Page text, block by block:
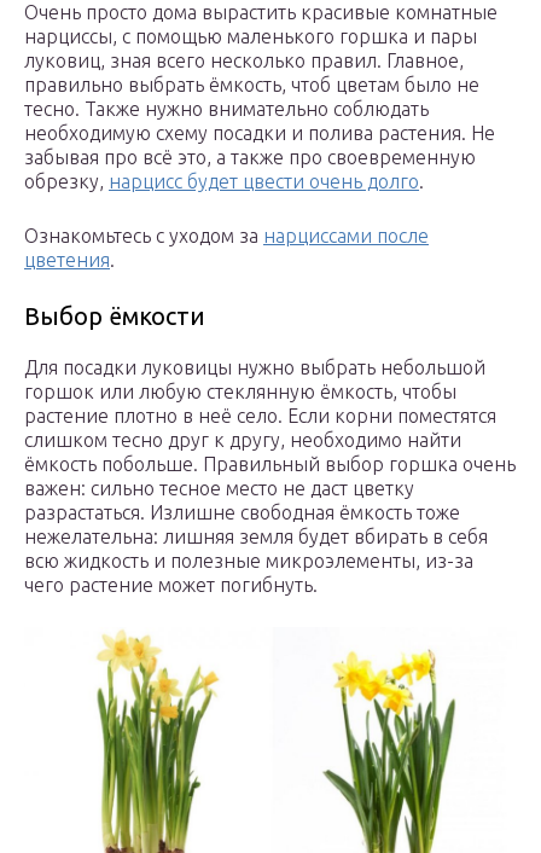
Очень просто дома вырастить красивые комнатные
нарциссы, с помощью маленького горшка и пары
луковиц, зная всего несколько правил. Главное,
правильно выбрать ёмкость, чтоб цветам было не
тесно. Также нужно внимательно соблюдать
необходимую схему посадки и полива растения. Не
забывая про всё это, а также про своевременную
обрезку, нарцисс будет цвести очень долго.
Ознакомьтесь с уходом за нарциссами после
цветения.
Выбор ёмкости
Для посадки луковицы нужно выбрать небольшой
горшок или любую стеклянную ёмкость, чтобы
растение плотно в неё село. Если корни поместятся
слишком тесно друг к другу, необходимо найти
ёмкость побольше. Правильный выбор горшка очень
важен: сильно тесное место не даст цветку
разрастаться. Излишне свободная ёмкость тоже
нежелательна: лишняя земля будет вбирать в себя
всю жидкость и полезные микроэлементы, из-за
чего растение может погибнуть.